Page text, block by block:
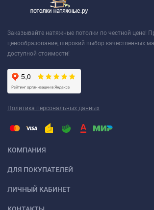
Заказывайте натяжные потолки по честной цене!
ценообразование, широкий выбор качественных
доступной стоимости!
Политика персональных данных
КОМПАНИЯ
ДЛЯ ПОКУПАТЕЛЕЙ
ЛИЧНЫЙ КАБИНЕТ